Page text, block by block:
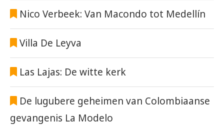
Nico Verbeek: Van Macondo tot Medellín
Villa De Leyva
Las Lajas: De witte kerk
De lugubere geheimen van Colombiaanse
gevangenis La Modelo